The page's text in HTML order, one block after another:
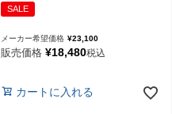
SALE
メーカー希望価格 ¥23,100
販売価格 ¥18,480税込
カートに入れる